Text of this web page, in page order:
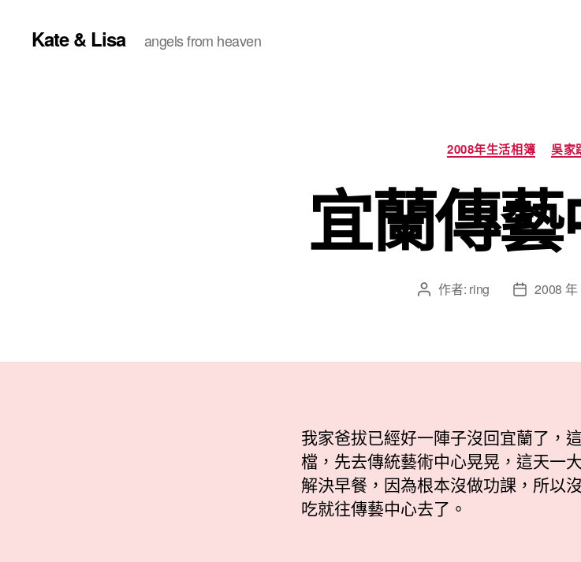
Kate & Lisa angels from heaven
分
類
2008年生活相簿 吳家
宜蘭傳
文 作者: ring
文
日
2008 年
我家爸拔已經好一陣子沒回宜蘭了，
檔，先去傳統藝術中心晃晃，這天一
解決早餐，因為根本沒做功課，所以
吃就往傳藝中心去了。